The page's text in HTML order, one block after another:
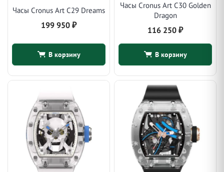
Часы Cronus Art C29 Dreams
199 950 ₽
В корзину
Часы Cronus Art C30 Golden
Dragon
116 250 ₽
В корзину